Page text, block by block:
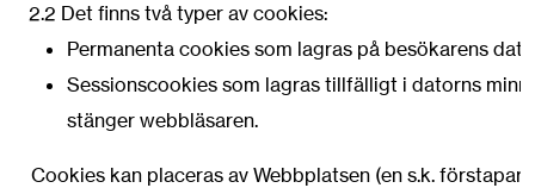
2.2 Det finns två typer av cookies:
Permanenta cookies som lagras på besökarens
Sessionscookies som lagras tillfälligt i datorns
stänger webbläsaren.
Cookies kan placeras av Webbplatsen (en s.k.